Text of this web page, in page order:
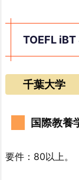
TOEFL
千葉大学
国際教養
要件：80以上。